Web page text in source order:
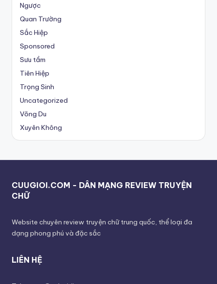
Ngược
Quan Trường
Sắc Hiệp
Sponsored
Sưu tầm
Tiên Hiệp
Trọng Sinh
Uncategorized
Võng Du
Xuyên Không
CUUGIOI.COM - DÂN MẠNG REVIEW TRUYỆN
CHỮ
Website chuyên review truyện chữ trung quốc, thể loại đa
dạng phong phú và đặc sắc
LIÊN HỆ